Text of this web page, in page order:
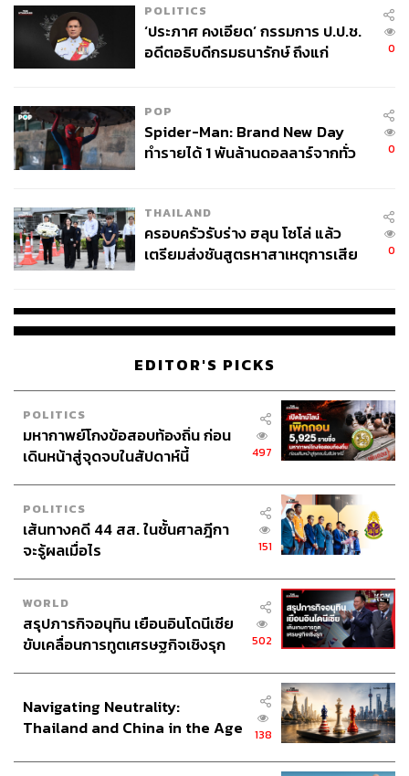
POLITICS
‘ประภาศ คงเอียด’ กรรมการ ป.ป.ช.
อดีตอธิบดีกรมธนารักษ์ ถึงแก่
0
POP
Spider-Man: Brand New Day
ทำรายได้ 1 พันล้านดอลลาร์จากทั่ว
0
THAILAND
ครอบครัวรับร่าง ฮลุน โซโล่ แล้ว
เตรียมส่งชันสูตรหาสาเหตุการเสีย
0
EDITOR'S PICKS
POLITICS
มหากาพย์โกงข้อสอบท้องถิ่น ก่อน
เดินหน้าสู่จุดจบในสัปดาห์นี้
497
POLITICS
เส้นทางคดี 44 สส. ในชั้นศาลฎีกา
จะรู้ผลเมื่อไร
151
WORLD
สรุปภารกิจอนุทิน เยือนอินโดนีเซีย
ขับเคลื่อนการทูตเศรษฐกิจเชิงรุก
502
Navigating Neutrality:
Thailand and China in the Age
138